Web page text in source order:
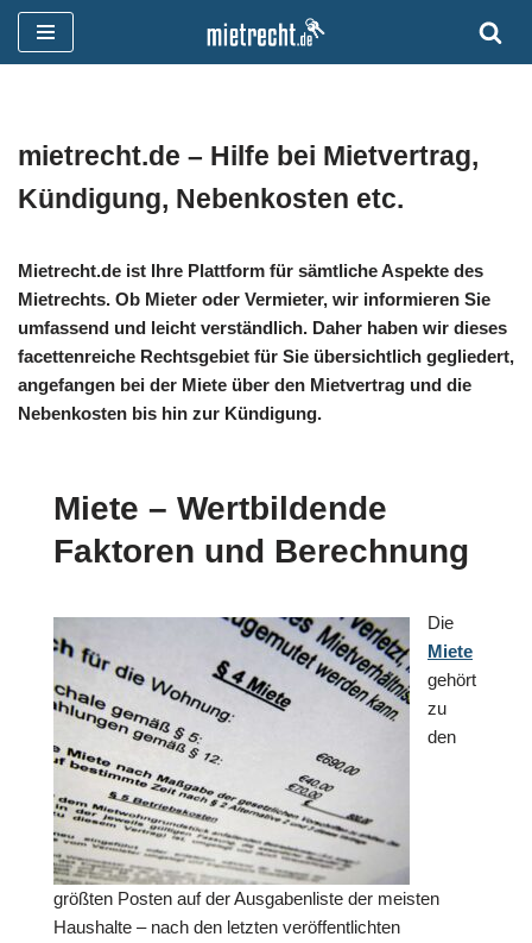
Zum
mietrecht.de – Hilfe bei Mietvertrag,
Kündigung, Nebenkosten etc.
Mietrecht.de ist Ihre Plattform für sämtliche Aspekte des
Mietrechts. Ob Mieter oder Vermieter, wir informieren Sie
umfassend und leicht verständlich. Daher haben wir dieses
facettenreiche Rechtsgebiet für Sie übersichtlich gegliedert,
angefangen bei der Miete über den Mietvertrag und die
Nebenkosten bis hin zur Kündigung.
Miete – Wertbildende
Faktoren und Berechnung
Die
Miete
gehört
zu
den
größten Posten auf der Ausgabenliste der meisten
Haushalte – nach den letzten veröffentlichten